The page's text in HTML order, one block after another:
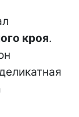
кроя.